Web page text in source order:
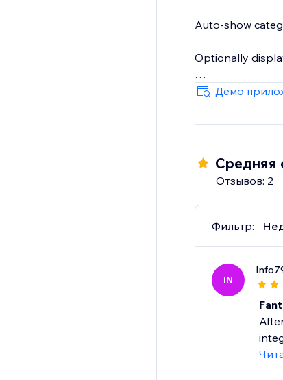
Auto-show
Optionally
Clean,
Reusable
Privacy-
Give shoppers
Start your 14-
Демо
Средняя
Отзывов: 2
Фильтр:
IN